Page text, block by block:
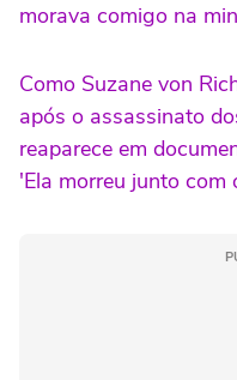
morava comigo na
Como Suzane von
após o assassinato
reaparece em
'Ela morreu junto com